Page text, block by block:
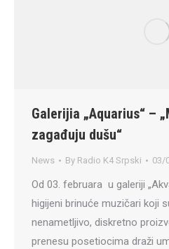
Galerijia „Aquarius“ –
zagađuju dušu“
News By Radio K4 Srpski 03/
Od 03. februara u galeriji
higijeni brinuće muzičari koji
nenametljivo, diskretno
prenesu posetiocima draži